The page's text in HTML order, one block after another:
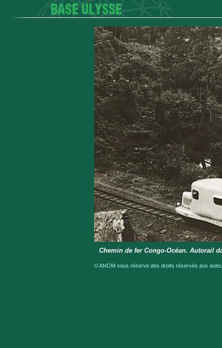
Chemin de fer Congo-Océan. Autorail
© ANOM sous réserve des droits réservés aux